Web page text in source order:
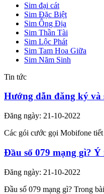
Sim đại cát
Sim Đặc Biệt
Sim Ông Địa
Sim Thần Tài
Sim Lộc Phát
Sim Tam Hoa Giữa
Sim Năm Sinh
Tin tức
Hướng dẫn đăng ký và
Đăng ngày: 21-10-2022
Các gói cước gọi Mobifone
Đầu số 079 mạng gì? Ý
Đăng ngày: 21-10-2022
Đầu số 079 mạng gì? Trong